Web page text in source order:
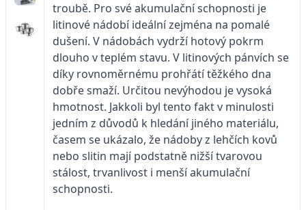
troubě. Pro své akumulační schopnosti je
litinové nádobí ideální zejména na pomalé
dušení. V nádobách vydrží hotový pokrm
dlouho v teplém stavu. V litinových pánvích se
díky rovnoměrnému prohřátí těžkého dna
dobře smaží. Určitou nevýhodou je vysoká
hmotnost. Jakkoli byl tento fakt v minulosti
jedním z důvodů k hledání jiného materiálu,
časem se ukázalo, že nádoby z lehčích kovů
nebo slitin mají podstatně nižší tvarovou
stálost, trvanlivost i menší akumulační
schopnosti.